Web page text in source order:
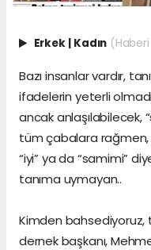
Erkek | Kadın
Bazı insanlar vardır,
ifadelerin yeterli
ancak anlaşılabilecek,
tüm çabalara
“iyi” ya da “samimi”
tanıma uymayan..
Kimden bahsediyoruz,
dernek başkanı,